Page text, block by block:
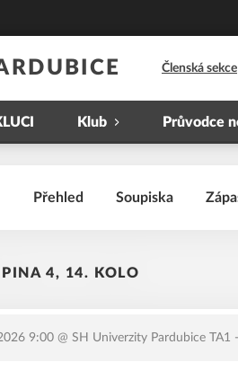
Členská sekce
Klub Průvodce
Přehled Soupiska
4, 14. KOLO
9:00@ SH Univerzity Pardubice TA1